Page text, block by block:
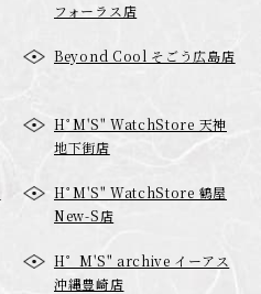
フォーラス店
Beyond Cool そごう広島店
HﾟM'S" WatchStore 天神
地下街店
HﾟM'S" WatchStore 鶴屋
New-S店
H゜M'S" archive イーアス
沖縄豊崎店